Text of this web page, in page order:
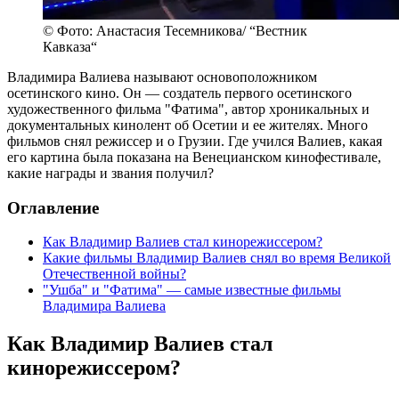
© Фото: Анастасия Тесемникова/ “Вестник
Кавказа“
Владимира Валиева называют основоположником
осетинского кино. Он — создатель первого осетинского
художественного фильма "Фатима", автор хроникальных и
документальных кинолент об Осетии и ее жителях. Много
фильмов снял режиссер и о Грузии. Где учился Валиев, какая
его картина была показана на Венецианском кинофестивале,
какие награды и звания получил?
Оглавление
Как Владимир Валиев стал кинорежиссером?
Какие фильмы Владимир Валиев снял во время Великой
Отечественной войны?
"Ушба" и "Фатима" — самые известные фильмы
Владимира Валиева
Как Владимир Валиев стал
кинорежиссером?